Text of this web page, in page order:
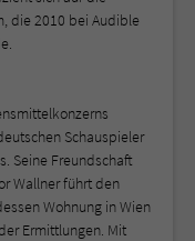
die 2010 bei Audible
Schauspieler
Seine Freundschaft
Wallner führt den
Wohnung in Wien
Ermittlungen. Mit